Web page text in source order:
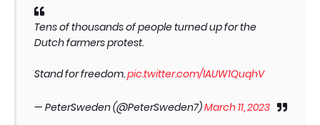
Tens of thousands of people turned up for the
Dutch farmers protest.
Stand for freedom.pic.twitter.com/lAUW1QuqhV
— PeterSweden (@PeterSweden7)March 11, 2023